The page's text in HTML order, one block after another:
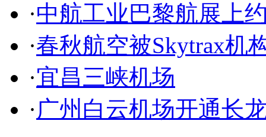
·中航工业巴黎航展上
·春秋航空被Skytrax机
·宜昌三峡机场
·广州白云机场开通长